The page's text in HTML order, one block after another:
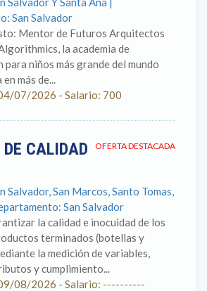
San Salvador
Mentor de Futuros Arquitectos
la academia de
niños más grande del mundo
más de...
07/2026 - Salario: 700
OFERTA DESTACADA
CALIDAD
Salvador, San Marcos, Santo Tomas,
San Salvador
la calidad e inocuidad de los
terminados (botellas y
la medición de variables,
y cumplimiento...
08/2026 - Salario: ----------